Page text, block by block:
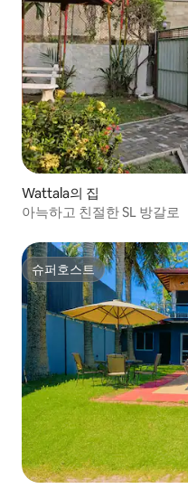
Wattala의 집
아늑하고 친절한 SL 방갈로
슈퍼호스트
슈퍼호스트